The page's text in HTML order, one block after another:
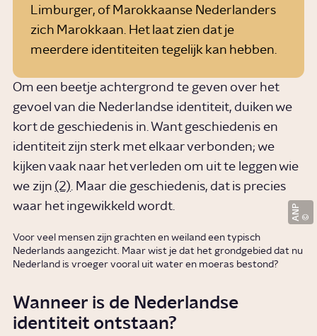
Limburger, of Marokkaanse Nederlanders
zich Marokkaan. Het laat zien dat je
meerdere identiteiten tegelijk kan hebben.
Om een beetje achtergrond te geven over het
gevoel van die Nederlandse identiteit, duiken we
kort de geschiedenis in. Want geschiedenis en
identiteit zijn sterk met elkaar verbonden; we
kijken vaak naar het verleden om uit te leggen wie
we zijn (2). Maar die geschiedenis, dat is precies
waar het ingewikkeld wordt.
ANP
Voor veel mensen zijn grachten en weiland een typisch
Nederlands aangezicht. Maar wist je dat het grondgebied dat nu
Nederland is vroeger vooral uit water en moeras bestond?
Wanneer is de Nederlandse
identiteit ontstaan?